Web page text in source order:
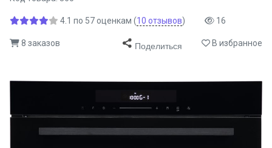
4.1 по 57 оценкам (10 отзывов) 16
8 заказов Поделиться В избранное